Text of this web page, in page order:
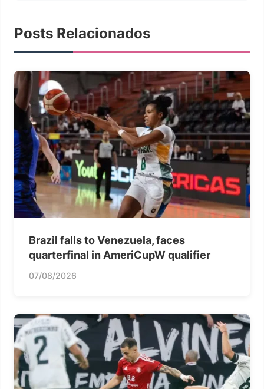
Posts Relacionados
Brazil falls to Venezuela, faces
quarterfinal in AmeriCupW qualifier
07/08/2026